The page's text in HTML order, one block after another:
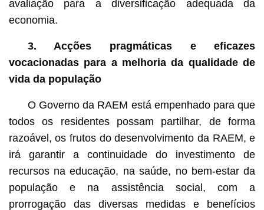
avaliação para a diversificação adequada da
economia.
3. Acções pragmáticas e eficazes
vocacionadas para a melhoria da qualidade de
vida da população
O Governo da RAEM está empenhado para que
todos os residentes possam partilhar, de forma
razoável, os frutos do desenvolvimento da RAEM, e
irá garantir a continuidade do investimento de
recursos na educação, na saúde, no bem-estar da
população e na assistência social, com a
prorrogação das diversas medidas e benefícios